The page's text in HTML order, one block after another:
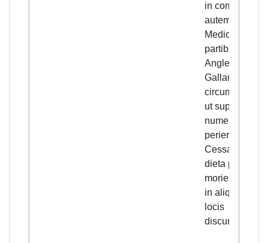
in comitatu
autem
Mediolani in
partibus
Anglerie,
Gallarate et
circumstanciis
ut supra, sine
numero
perierunt.
Cessavit
dieta
moriendi,
in aliquibus
locis
discurrendo.